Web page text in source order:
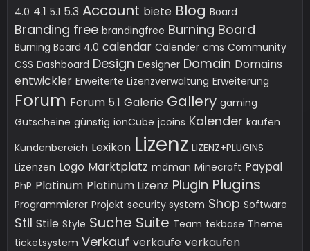
4.0 4.1 5.1 5.3 Account biete Blog Board
Branding free brandingfree Burning Board
Burning Board 4.0 calendar Calender cms Community
CSS Dashboard Design Designer Domain Domains
entwickler Erweiterte Lizenzverwaltung Erweiterung
Forum Forum 5.1 Galerie Gallery gaming
Gutscheine günstig ionCube jcoins Kalender kaufen
Kundenbereich Lexikon Lizenz LIZENZ+PLUGINS
Lizenzen Logo Marktplatz mdman Minecraft Paypal
PhP Platinum Platinum Lizenz Plugin Plugins
Programmierer Projekt security system Shop Software
Stil Stile Style Suche Suite Team tekbase Theme
ticketsystem Verkauf verkaufe verkaufen